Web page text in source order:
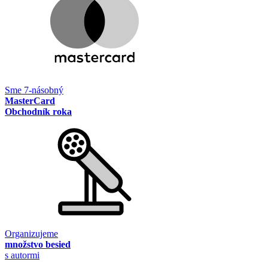
Sme 7-násobný
MasterCard
Obchodník roka
Organizujeme
množstvo besied
s autormi